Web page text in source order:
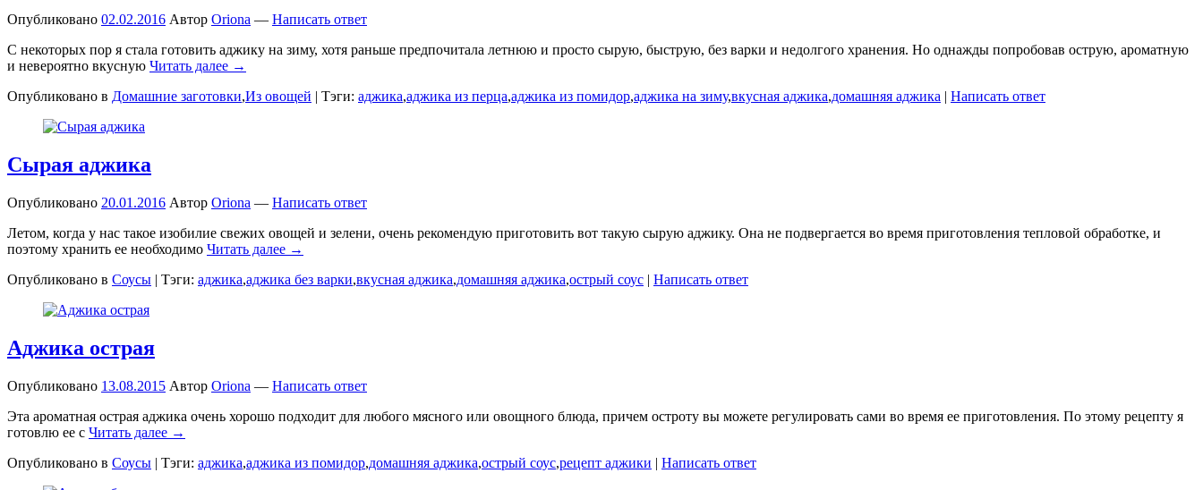
Опубликовано 02.02.2016 Автор Oriona — Написать ответ
С некоторых пор я стала готовить аджику на зиму, хотя раньше предпочитала летнюю и просто сырую, быструю, без варки и недолгого хранения. Но однажды попробовав острую, ароматную
и невероятно вкусную Читать далее →
Опубликовано в Домашние заготовки,Из овощей | Тэги: аджика,аджика из перца,аджика из помидор,аджика на зиму,вкусная аджика,домашняя аджика | Написать ответ
Сырая аджика
Опубликовано 20.01.2016 Автор Oriona — Написать ответ
Летом, когда у нас такое изобилие свежих овощей и зелени, очень рекомендую приготовить вот такую сырую аджику. Она не подвергается во время приготовления тепловой обработке, и
поэтому хранить ее необходимо Читать далее →
Опубликовано в Соусы | Тэги: аджика,аджика без варки,вкусная аджика,домашняя аджика,острый соус | Написать ответ
Аджика острая
Опубликовано 13.08.2015 Автор Oriona — Написать ответ
Эта ароматная острая аджика очень хорошо подходит для любого мясного или овощного блюда, причем остроту вы можете регулировать сами во время ее приготовления. По этому рецепту я
готовлю ее с Читать далее →
Опубликовано в Соусы | Тэги: аджика,аджика из помидор,домашняя аджика,острый соус,рецепт аджики | Написать ответ